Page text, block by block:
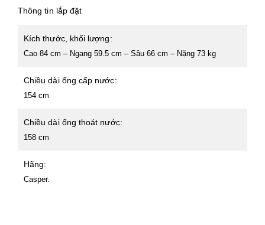
Thông tin lắp đặt
Kích thước, khối lượng:
Cao 84 cm – Ngang 59.5 cm – Sâu 66 cm – Nặng 73 kg
Chiều dài ống cấp nước:
154 cm
Chiều dài ống thoát nước:
158 cm
Hãng:
Casper.